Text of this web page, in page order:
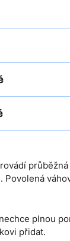
Povolená
plnou
přidat.